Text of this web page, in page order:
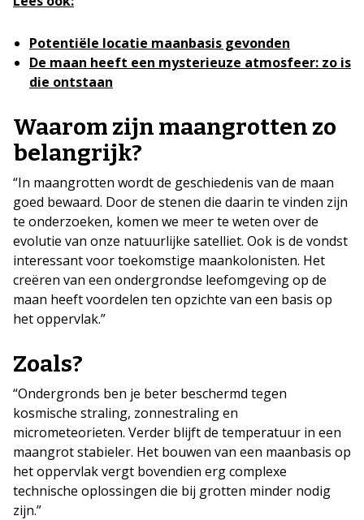
Potentiële locatie maanbasis gevonden
De maan heeft een mysterieuze atmosfeer: zo is
die ontstaan
Waarom zijn maangrotten zo
belangrijk?
“In maangrotten wordt de geschiedenis van de maan
goed bewaard. Door de stenen die daarin te vinden zijn
te onderzoeken, komen we meer te weten over de
evolutie van onze natuurlijke satelliet. Ook is de vondst
interessant voor toekomstige maankolonisten. Het
creëren van een ondergrondse leefomgeving op de
maan heeft voordelen ten opzichte van een basis op
het oppervlak.”
Zoals?
“Ondergronds ben je beter beschermd tegen
kosmische straling, zonnestraling en
micrometeorieten. Verder blijft de temperatuur in een
maangrot stabieler. Het bouwen van een maanbasis op
het oppervlak vergt bovendien erg complexe
technische oplossingen die bij grotten minder nodig
zijn.”